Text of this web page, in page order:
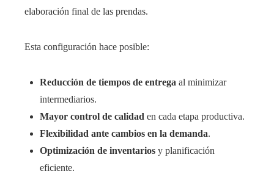
elaboración final de las prendas.
Esta configuración hace posible:
Reducción de tiempos de entrega al minimizar
intermediarios.
Mayor control de calidad en cada etapa productiva.
Flexibilidad ante cambios en la demanda.
Optimización de inventarios y planificación
eficiente.